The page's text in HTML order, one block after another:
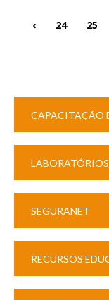
‹ 24 25
CAPACITAÇÃO
SEGURANET
RECURSOS